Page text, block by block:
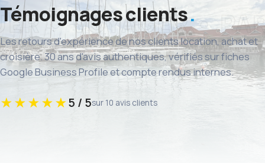
Témoignages clients
Les retours d'expérience de nos clients location, achat et
croisière. 30 ans d'avis authentiques, vérifiés sur fiches
Google Business Profile et compte rendus internes.
★★★★★5 / 5sur 10 avis clients